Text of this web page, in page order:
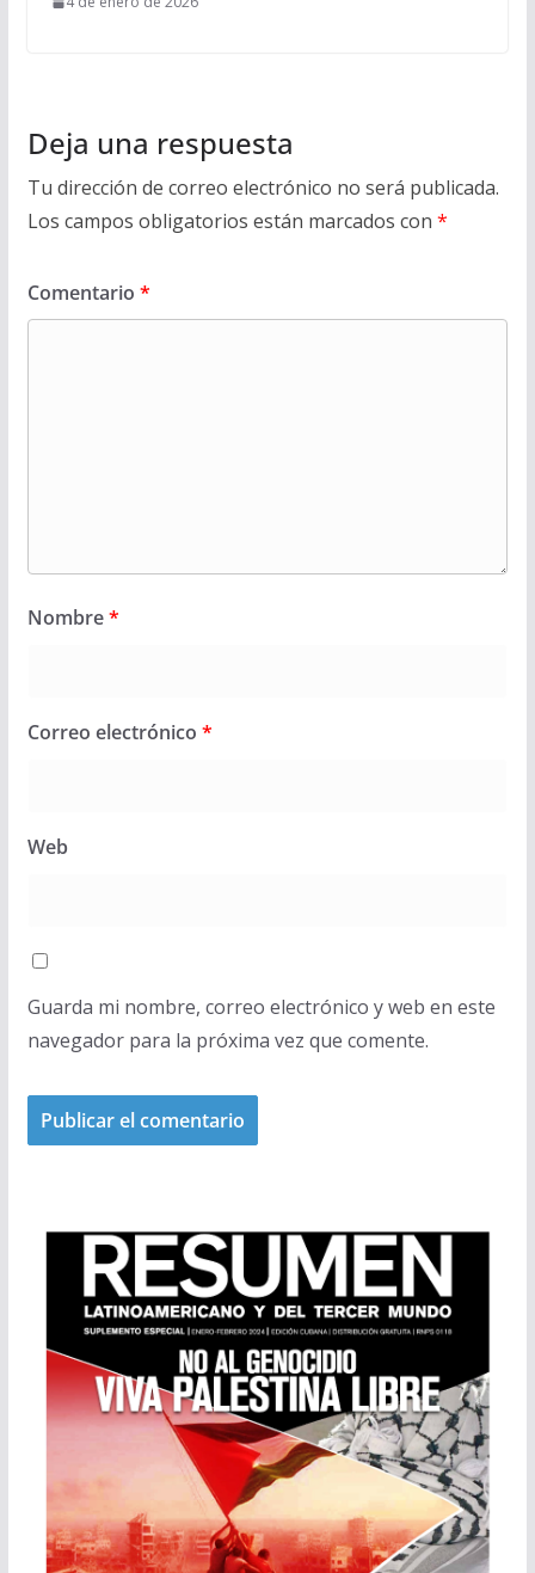
Deja una respuesta
Tu dirección de correo electrónico no será publicada.
Los campos obligatorios están marcados con *
Comentario *
Nombre*
Correo electrónico *
Web
Guarda mi nombre, correo electrónico y web en este
navegador para la próxima vez que comente.